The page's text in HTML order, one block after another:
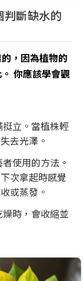
判斷缺水的
，因為植物的
你應該學會觀
立。當植株輕
去光澤。
使用的方法。
次拿起時感覺
或蒸發。
時，會收縮並